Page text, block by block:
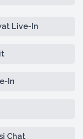
Live-In
In
Chat